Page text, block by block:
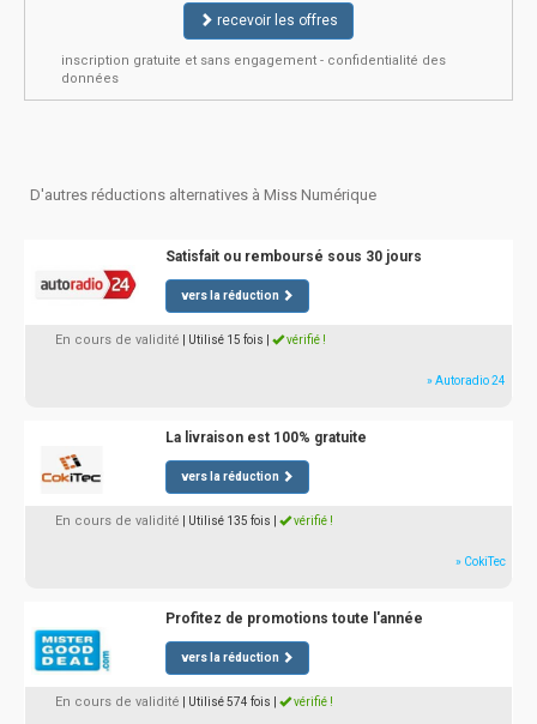
recevoir les offres
inscription gratuite et sans engagement - confidentialité des
données
D'autres réductions alternatives à Miss Numérique
Satisfait ou remboursé sous 30 jours
vers la réduction
En cours de validité | Utilisé 15 fois vérifié !
» Autoradio 24
La livraison est 100% gratuite
vers la réduction
En cours de validité | Utilisé 135 fois vérifié !
» CokiTec
Profitez de promotions toute l'année
vers la réduction
En cours de validité | Utilisé 574 fois vérifié !